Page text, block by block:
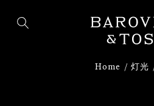
Home 灯光
下载